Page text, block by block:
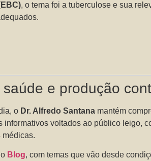
, o tema foi a tuberculose e sua
e produção
o Dr. Alfredo Santana mantém
informativos voltados ao público leigo,
médicas.
Blog, com temas que vão desde